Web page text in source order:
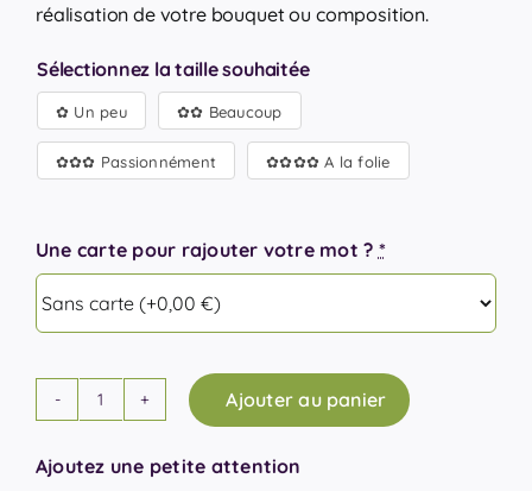
réalisation de votre bouquet ou composition.
Sélectionnez la taille souhaitée
✿ Un peu ✿✿ Beaucoup
✿✿✿ Passionnément ✿✿✿✿ A la folie
Une carte pour rajouter votre mot ? *
quantité
Composition
Ajouter au panier
Ajoutez une petite attention